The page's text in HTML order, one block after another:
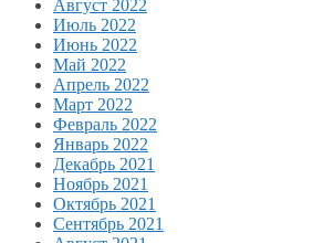
Август 2022
Июль 2022
Июнь 2022
Май 2022
Апрель 2022
Март 2022
Февраль 2022
Январь 2022
Декабрь 2021
Ноябрь 2021
Октябрь 2021
Сентябрь 2021